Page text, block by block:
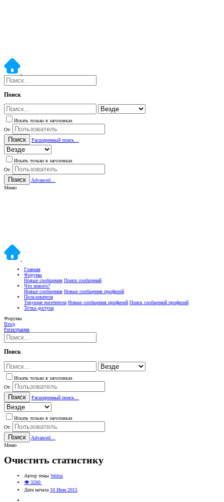
Поиск
Искать только в заголовках
От:
Поиск Расширенный поиск…
Искать только в заголовках
От:
Поиск
Advanced…
Меню
Главная
Форумы
Новые сообщения Поиск сообщений
Что нового?
Новые сообщения Новые сообщения профилей
Пользователи
Текущие посетители Новые сообщения профилей Поиск сообщений профилей
Точка доступа
Форумы
Вход
Регистрация
Поиск
Искать только в заголовках
От:
Поиск Расширенный поиск…
Искать только в заголовках
От:
Поиск
Advanced…
Меню
Очистить статистику
Автор темы Wolos
👁 3260
Дата начала 10 Июн 2015